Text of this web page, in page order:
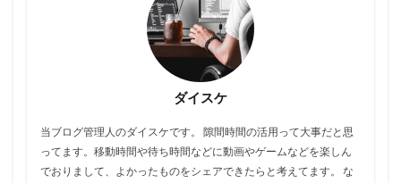
ダイスケ
当ブログ管理人のダイスケです。 隙間時間の活用って大事だと思
ってます。移動時間や待ち時間などに動画やゲームなどを楽しん
でおりまして、よかったものをシェアできたらと考えてます。 な